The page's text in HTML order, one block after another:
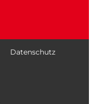
Datenschutz